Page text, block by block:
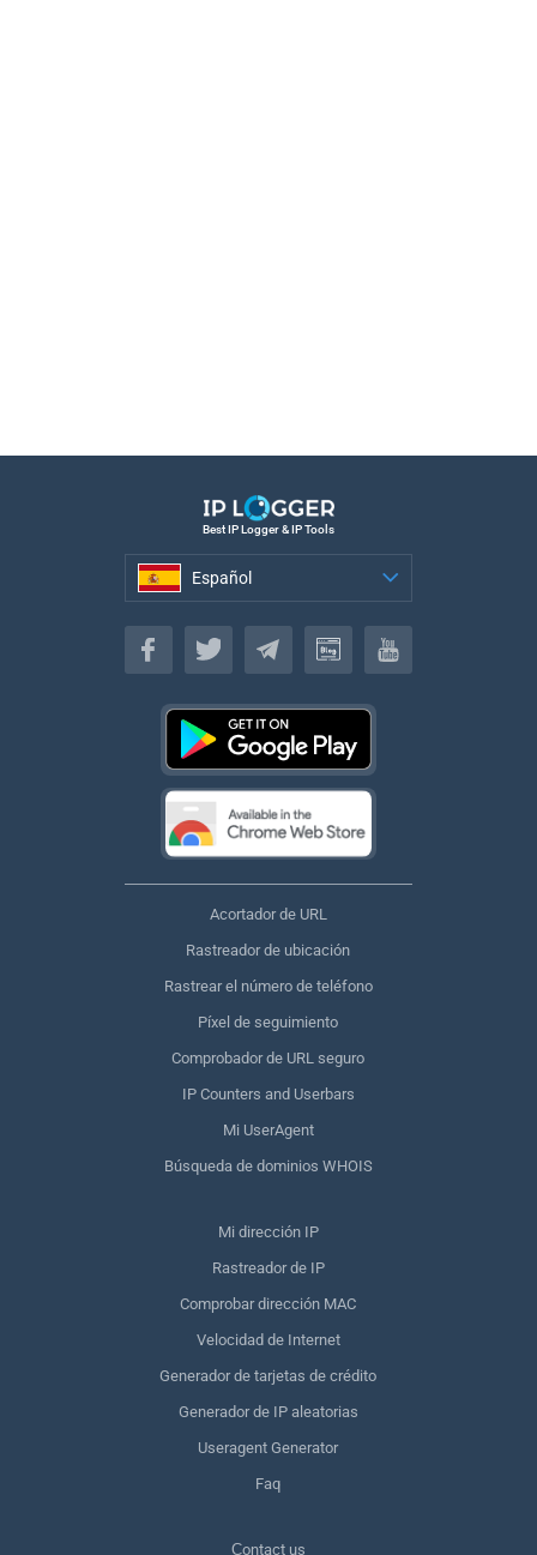
Best IP Logger & IP Tools
Español
Español
Acortador de URL
Rastreador de ubicación
Rastrear el número de teléfono
Píxel de seguimiento
Comprobador de URL seguro
IP Counters and Userbars
Mi UserAgent
Búsqueda de dominios WHOIS
Mi dirección IP
Rastreador de IP
Comprobar dirección MAC
Velocidad de Internet
Generador de tarjetas de crédito
Generador de IP aleatorias
Useragent Generator
Faq
Сontact us